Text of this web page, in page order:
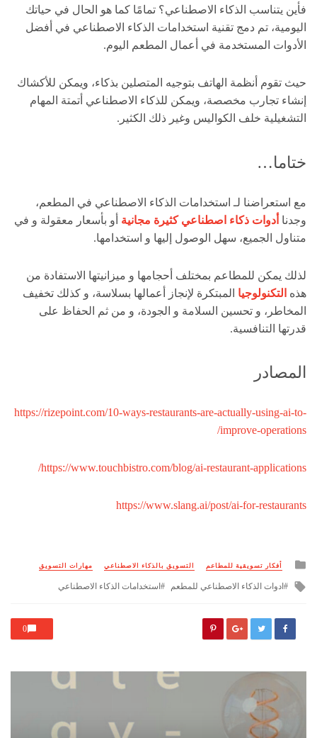
فأين يتناسب الذكاء الاصطناعي؟ تمامًا كما هو الحال في حياتك
اليومية، تم دمج تقنية استخدامات الذكاء الاصطناعي في أفضل
الأدوات المستخدمة في أعمال المطعم اليوم.
حيث تقوم أنظمة الهاتف بتوجيه المتصلين بذكاء، ويمكن للأكشاك
إنشاء تجارب مخصصة، ويمكن للذكاء الاصطناعي أتمتة المهام
التشغيلية خلف الكواليس وغير ذلك الكثير.
ختاما…
مع استعراضنا لـ استخدامات الذكاء الاصطناعي في المطعم،
وجدنا أدوات ذكاء اصطناعي كثيرة مجانية أو بأسعار معقولة و في
متناول الجميع، سهل الوصول إليها و استخدامها.
لذلك يمكن للمطاعم بمختلف أحجامها و ميزانيتها الاستفادة من
هذه التكنولوجيا المبتكرة لإنجاز أعمالها بسلاسة، و كذلك تخفيف
المخاطر، و تحسين السلامة و الجودة، و من ثم الحفاظ على
قدرتها التنافسية.
المصادر
https://rizepoint.com/10-ways-restaurants-are-actually-using-ai-to-
improve-operations/
https://www.touchbistro.com/blog/ai-restaurant-applications/
https://www.slang.ai/post/ai-for-restaurants
Posted
أفكار تسويقية للمطاعم التسويق بالذكاء الاصطناعي مهارات التسويق
Tagged
ادوات الذكاء الاصطناعي للمطعم استخدامات الذكاء الاصطناعي
0